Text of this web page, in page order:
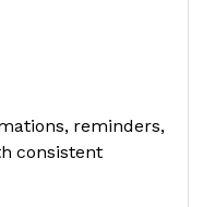
reminders,
consistent